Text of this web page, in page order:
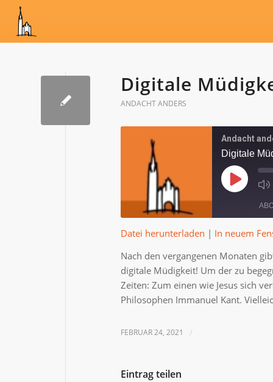
Digitale
ANDACHT ANDERS
Andacht
Digitale
Play
Episode
RSS FEED
LINK
EMBED
Datei herunterladen | In neuem
Nach den vergangenen Monaten
digitale Müdigkeit! Um der zu
Zeiten: Zum einen wie Jesus sich
Philosophen Immanuel Kant.
FEBRUAR 24, 2021 /
Eintrag teilen